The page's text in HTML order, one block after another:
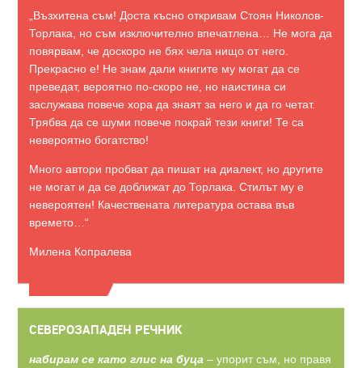
„Възхитена съм! Доста късно откривам Стоян Николов-
Торлака, но съм изключително впечатлена… Не мога да
повярвам, че доскоро не бях чела нищо от него.
Прекрасно е! Не знам дали книгите му могат да се
преведат, вероятно по-скоро не, но наистина си
заслужава повече хора да знаят за него и да го четат.
Трябва да се шуми повече покрай тези книги! Те са
невероятно богатство!
Много автори пробват да пишат на диалект, но другите
не могат и да се доближат до Торлака. Стилът му е
невероятен! Качествената литература остава във
времето…“
Милена Копралева
СЕВЕРОЗАПАДЕН РЕЧНИК
набирам се като глис на буца – упорит съм, но правя